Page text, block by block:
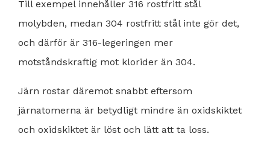
Till exempel innehåller 316 rostfritt stål
molybden, medan 304 rostfritt stål inte gör det,
och därför är 316-legeringen mer
motståndskraftig mot klorider än 304.
Järn rostar däremot snabbt eftersom
järnatomerna är betydligt mindre än oxidskiktet
och oxidskiktet är löst och lätt att ta loss.